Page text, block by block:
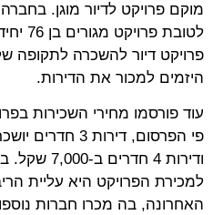
מוקם פרויקט לדיור מוגן.
לטובת
היזמים למכור את הדירות.
עוד פורסמו מחירי השכירות
ודירות 4
למכירת הפרויקט היא עליית
האחרונה, בה מכרו חברות